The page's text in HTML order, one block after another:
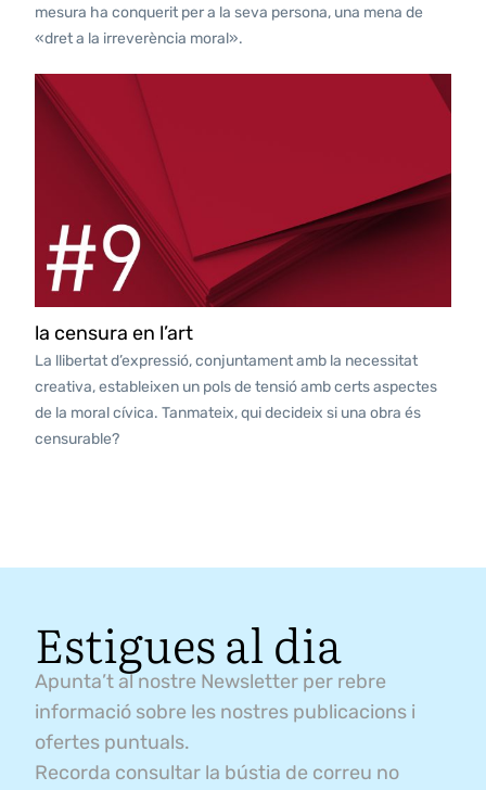
mesura ha conquerit per a la seva persona, una mena de
«dret a la irreverència moral».
la censura en l’art
La llibertat d’expressió, conjuntament amb la necessitat
creativa, estableixen un pols de tensió amb certs aspectes
de la moral cívica. Tanmateix, qui decideix si una obra és
censurable?
Estigues al dia
Apunta’t al nostre Newsletter per rebre
informació sobre les nostres publicacions i
ofertes puntuals.
Recorda consultar la bústia de correu no